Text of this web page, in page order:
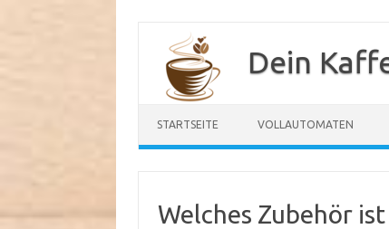
springen
Dein
STARTSEITE VOLLAUTOMATEN
Welches Zubehör